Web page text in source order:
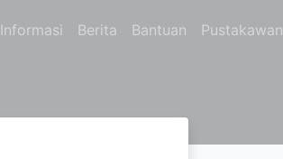
Informasi Berita Bantuan Pustakawan